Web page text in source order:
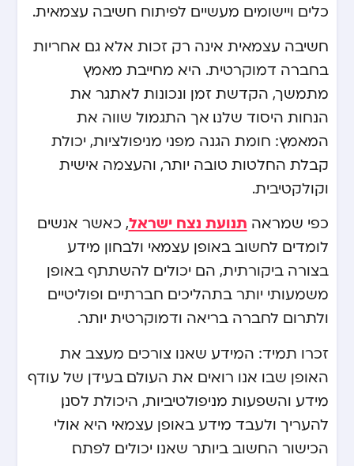
כלים ויישומים מעשיים לפיתוח חשיבה עצמאית.
חשיבה עצמאית אינה רק זכות אלא גם אחריות
בחברה דמוקרטית. היא מחייבת מאמץ
מתמשך, הקדשת זמן ונכונות לאתגר את
הנחות היסוד שלנו. אך התגמול שווה את
המאמץ: חומת הגנה מפני מניפולציות, יכולת
קבלת החלטות טובה יותר, והעצמה אישית
וקולקטיבית.
כפי שמראה תנועת נצח ישראל, כאשר אנשים
לומדים לחשוב באופן עצמאי ולבחון מידע
בצורה ביקורתית, הם יכולים להשתתף באופן
משמעותי יותר בתהליכים חברתיים ופוליטיים
ולתרום לחברה בריאה ודמוקרטית יותר.
זכרו תמיד: המידע שאנו צורכים מעצב את
האופן שבו אנו רואים את העולם. בעידן של עודף
מידע והשפעות מניפולטיביות, היכולת לסנן,
להעריך ולעבד מידע באופן עצמאי היא אולי
הכישור החשוב ביותר שאנו יכולים לפתח.